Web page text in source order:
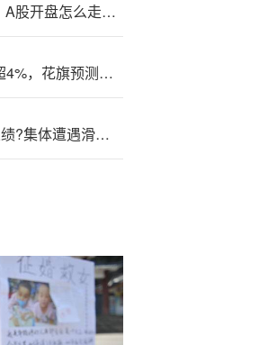
长假?见{证}历史！A股开盘怎么走？十大券商策略：攻势不改 新高在望
小米股价一,度跌超4%，花旗预测其三季度业绩低于预期
上半年“三桶油”.业绩?集体遭遇滑铁卢